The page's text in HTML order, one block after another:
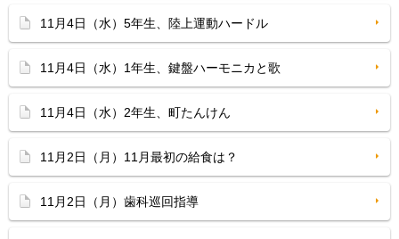
11月4日（水）5年生、陸上運動ハードル
11月4日（水）1年生、鍵盤ハーモニカと歌
11月4日（水）2年生、町たんけん
11月2日（月）11月最初の給食は？
11月2日（月）歯科巡回指導